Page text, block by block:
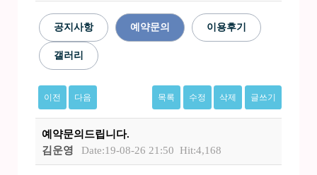
공지사항 예약문의 이용후기
갤러리
이전 다음 목록 수정 삭제 글쓰기
예약문의드립니다.
김운영
Date:19-08-26 21:50 Hit:4,168